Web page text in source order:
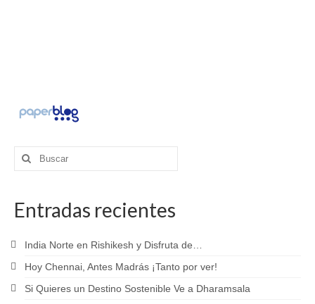
Buscar
por:
Entradas recientes
India Norte en Rishikesh y Disfruta de…
Hoy Chennai, Antes Madrás ¡Tanto por ver!
Si Quieres un Destino Sostenible Ve a Dharamsala